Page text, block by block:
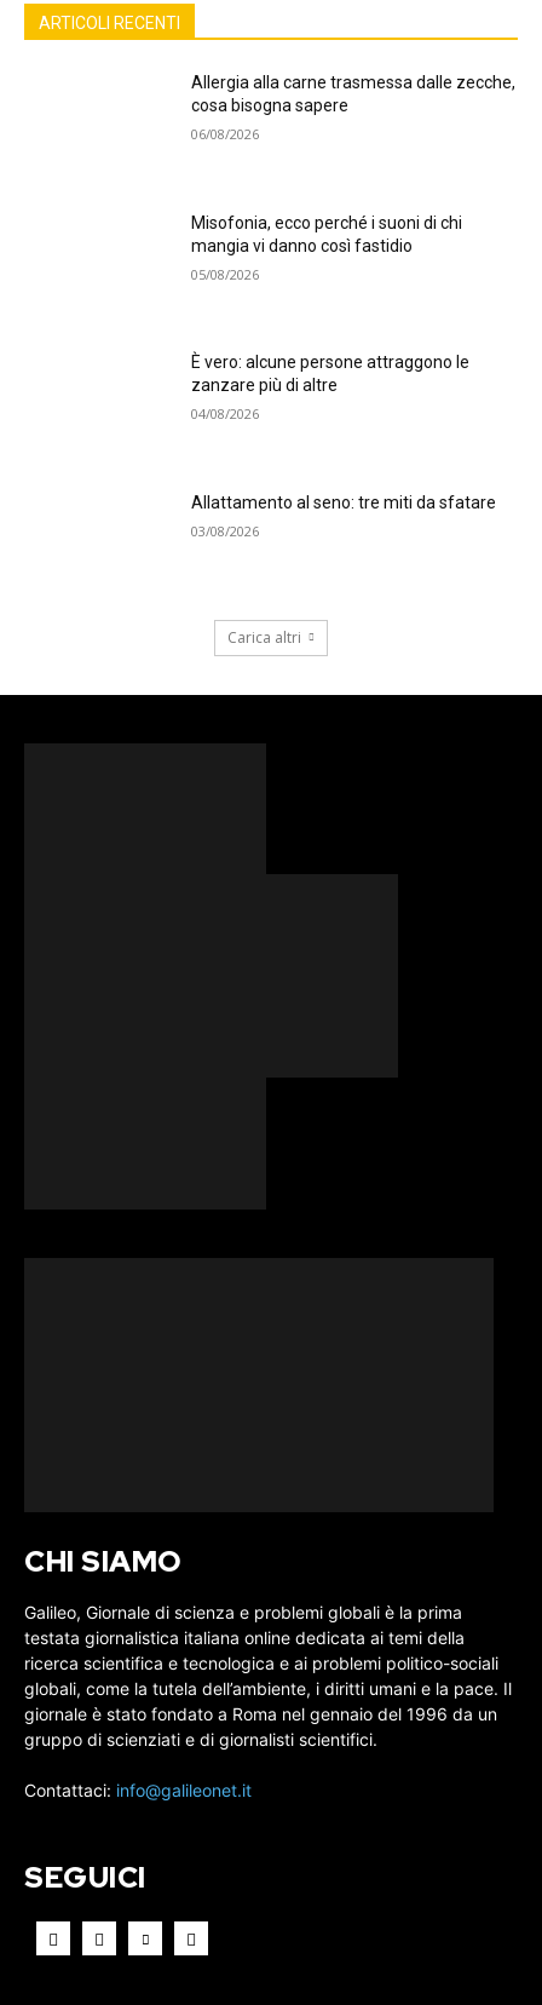
ARTICOLI RECENTI
Allergia alla carne trasmessa dalle zecche,
cosa bisogna sapere
06/08/2026
Misofonia, ecco perché i suoni di chi
mangia vi danno così fastidio
05/08/2026
È vero: alcune persone attraggono le
zanzare più di altre
04/08/2026
Allattamento al seno: tre miti da sfatare
03/08/2026
Carica altri
CHI SIAMO
Galileo, Giornale di scienza e problemi globali è la prima
testata giornalistica italiana online dedicata ai temi della
ricerca scientifica e tecnologica e ai problemi politico-sociali
globali, come la tutela dell’ambiente, i diritti umani e la pace. Il
giornale è stato fondato a Roma nel gennaio del 1996 da un
gruppo di scienziati e di giornalisti scientifici.
Contattaci: info@galileonet.it
SEGUICI